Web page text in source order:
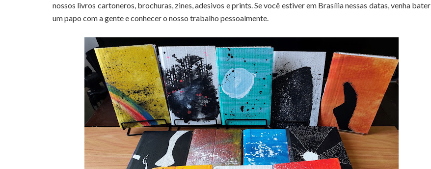
nossos livros cartoneros, brochuras, zines, adesivos e prints. Se você estiver em Brasília nessas datas, venha bater
um papo com a gente e conhecer o nosso trabalho pessoalmente.